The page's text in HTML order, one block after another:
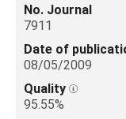
No. Journal
7911
Date of
08/05/2009
Quality
95.55%